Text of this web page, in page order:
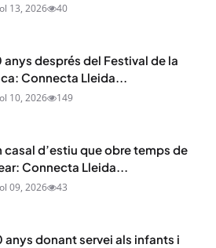
13, 2026 40
anys després del Festival de la
Connecta Lleida...
10, 2026 149
casal d’estiu que obre temps de
Connecta Lleida...
09, 2026 43
anys donant servei als infants i